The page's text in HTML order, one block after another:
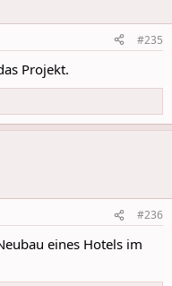
#235
Projekt.
#236
eines Hotels im